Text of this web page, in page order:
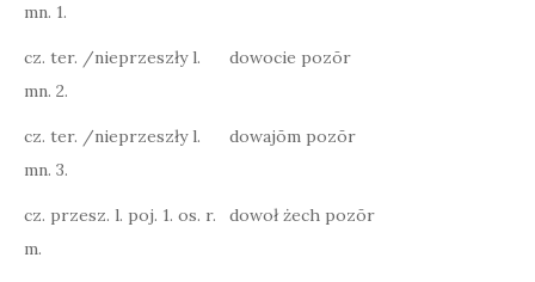
mn. 1.
cz. ter. /nieprzeszły l.
mn. 2.
dowocie pozōr
cz. ter. /nieprzeszły l.
mn. 3.
dowajōm pozōr
cz. przesz. l. poj. 1. os. r.
m.
dowoł żech pozōr